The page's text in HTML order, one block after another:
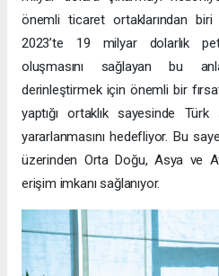
önemli ticaret ortaklarından biri
2023’te 19 milyar dolarlık
oluşmasını sağlayan bu
derinleştirmek için önemli bir
yaptığı ortaklık sayesinde
yararlanmasını hedefliyor. Bu
üzerinden Orta Doğu, Asya ve
erişim imkanı sağlanıyor.